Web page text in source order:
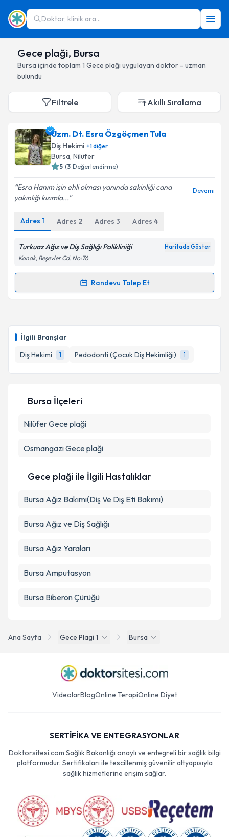
Doktor, klinik ara...
Gece plaği, Bursa
Bursa içinde toplam 1 Gece plaği uygulayan doktor - uzman
bulundu
İlgili Branşlar
Diş Hekimi
1 Pedodonti (Çocuk Diş Hekimliği) 1
Filtrele Akıllı Sıralama
Uzm. Dt. Esra Özgöçmen Tula
Diş Hekimi +1diğer
Bursa, Nilüfer
5 (3 Değerlendirme)
Esra Hanım işin ehli olması yanında sakinliği cana
yakınlığı kızımla...
Devamı
Adres 1 Adres 2 Adres 3 Adres 4
Turkuaz Ağız ve Diş Sağlığı Polikliniği Haritada Göster
Konak, Beşevler Cd. No:76
Randevu Talep Et
Randevu Takvimi Talebi
için bir takvim hazırlandığında e-posta ile
bilgilendireceğiz.
E-posta Adresiniz
Kişisel verilerimin işlenmesine ilişkin
kapsamda işlenmesini kabul ediyorum.
Takvim Talebini Gönder
Ana Sayfa Gece Plagi 1 Bursa
Bursa İlçeleri
NilüferGece plaği
OsmangaziGece plaği
Gece plaği ile İlgili Hastalıklar
Bursa Ağız Bakımı(Diş Ve Diş Eti Bakımı)
Bursa Ağız ve Diş Sağlığı
Bursa Ağız Yaraları
Bursa Amputasyon
Bursa Biberon Çürüğü
VideolarBlogOnline TerapiOnline Diyet
SERTİFİKA VE ENTEGRASYONLAR
Doktorsitesi.com Sağlık Bakanlığı onaylı ve entegreli bir sağlık bilgi
platformudur. Sertifikaları ile tescillenmiş güvenilir altyapısıyla
sağlık hizmetlerine erişim sağlar.